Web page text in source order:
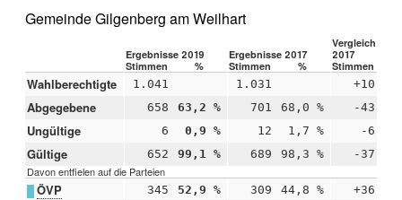
Gemeinde Gilgenberg am Weilhart
Ergebnisse 2019 Ergebnisse 2017
Vergleich
2017
Stimmen
% Stimmen % Stimmen
Wahlberechtigte 1.041 1.031 +10
Abgegebene 658 63,2 % 701 68,0 % -43
Ungültige 6 0,9 % 12 1,7 % -6
Gültige 652 99,1 % 689 98,3 % -37
Davon entfielen auf die Parteien
ÖVP 345 52,9 % 309 44,8 % +36